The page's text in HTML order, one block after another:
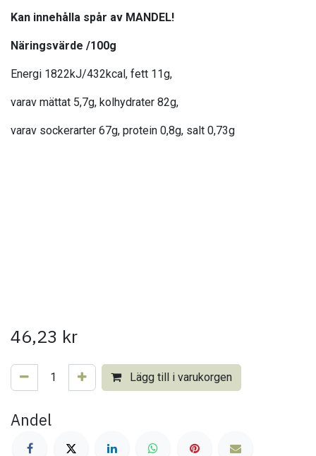
Kan innehålla spår av MANDEL!
Näringsvärde /100g
Energi 1822kJ/432kcal, fett 11g,
varav mättat 5,7g, kolhydrater 82g,
varav sockerarter 67g, protein 0,8g, salt 0,73g
46,23 kr
Lägg till i varukorgen
Andel